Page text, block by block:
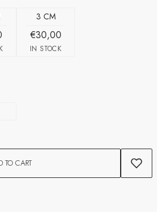
3 CM
€30,00
IN STOCK
TO CART